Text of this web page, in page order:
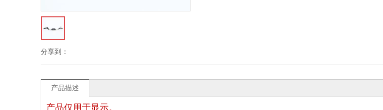
分享到：
产品描述
产品仅用于显示。